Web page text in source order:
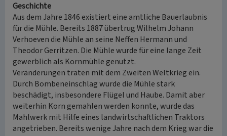
Geschichte
Aus dem Jahre 1846 existiert eine amtliche Bauerlaubnis
für die Mühle. Bereits 1887 übertrug Wilhelm Johann
Verhoeven die Mühle an seine Neffen Hermann und
Theodor Gerritzen. Die Mühle wurde für eine lange Zeit
gewerblich als Kornmühle genutzt.
Veränderungen traten mit dem Zweiten Weltkrieg ein.
Durch Bombeneinschlag wurde die Mühle stark
beschädigt, insbesondere Flügel und Haube. Damit aber
weiterhin Korn gemahlen werden konnte, wurde das
Mahlwerk mit Hilfe eines landwirtschaftlichen Traktors
angetrieben. Bereits wenige Jahre nach dem Krieg war die